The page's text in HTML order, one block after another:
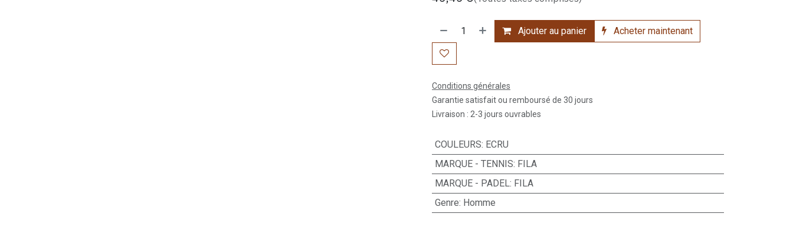
Ajouter au panier Acheter maintenant
Conditions générales
Garantie satisfait ou remboursé de 30 jours
Livraison : 2-3 jours ouvrables
COULEURS: ECRU
MARQUE - TENNIS: FILA
MARQUE - PADEL: FILA
Genre: Homme